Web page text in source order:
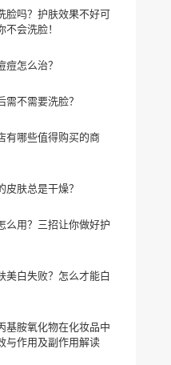
脸吗？护肤效果不好可
会洗脸！
痘怎么治？
需不需要洗脸？
有哪些值得购买的商
皮肤总是干燥？
么用？三招让你做好护
美白失败？怎么才能白
基胺氧化物在化妆品中
与作用及副作用解读